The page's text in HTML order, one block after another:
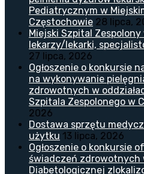
Pediatrycznym w
Częstochowie 28 lipca,
Miejski Szpital
lekarzy/lekarki,
27 lipca, 2026
Ogłoszenie o konkursie
na wykonywanie
zdrowotnych w
Szpitala Zespolonego w
2026
Dostawa sprzętu
użytku 13 lipca, 2026
Ogłoszenie o konkursie
świadczeń zdrowotnych
Diabetologicznej